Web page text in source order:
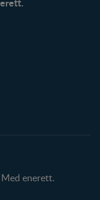
enerett.